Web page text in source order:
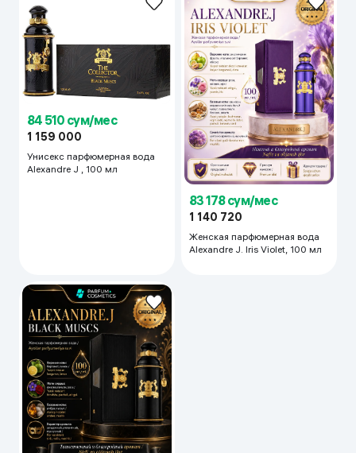
84 510 сум/мес
1 159 000
Унисекс парфюмерная вода
Alexandre J , 100 мл
83 178 сум/мес
1 140 720
Женская парфюмерная вода
Alexandre J. Iris Violet, 100 мл